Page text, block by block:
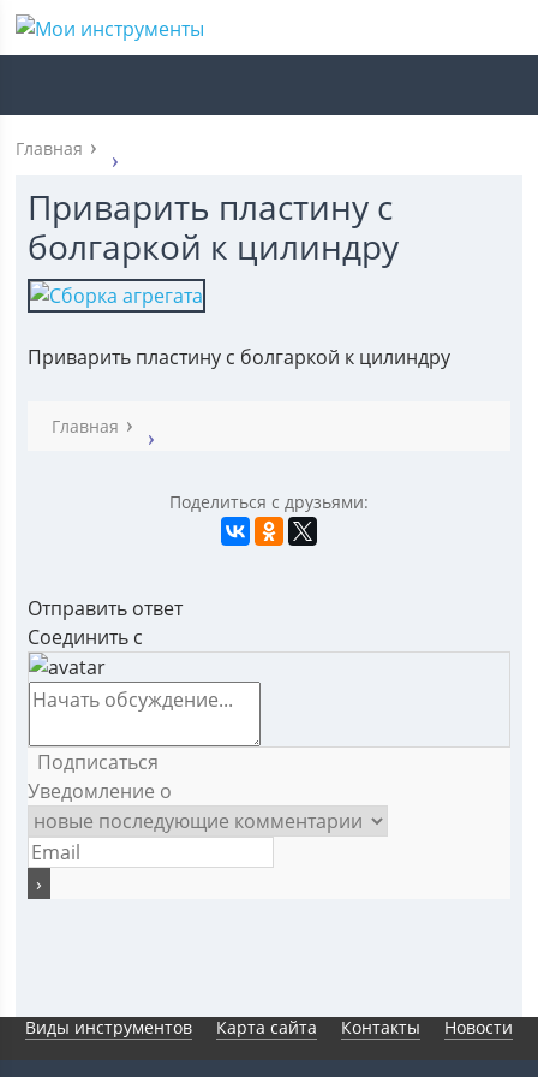
Главная
Приварить пластину с
болгаркой к цилиндру
Приварить пластину с болгаркой к цилиндру
Главная
Поделиться с друзьями:
Отправить ответ
Соединить с
Подписаться
Уведомление о
Виды инструментов Карта сайта Контакты Новости